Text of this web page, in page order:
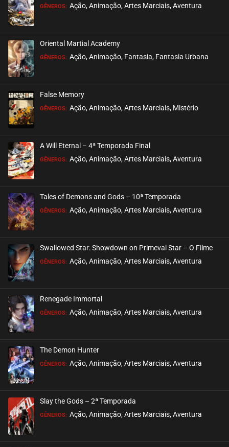
GÊNEROS: Ação, Animação, Artes Marciais, Aventura
Oriental Martial Academy
GÊNEROS: Ação, Animação, Fantasia, Fantasia Urbana
False Memory
GÊNEROS: Ação, Animação, Artes Marciais, Mistério
A Will Eternal – 4ª Temporada Final
GÊNEROS: Ação, Animação, Artes Marciais, Aventura
Tales of Demons and Gods – 10ª Temporada
GÊNEROS: Ação, Animação, Artes Marciais, Aventura
Swallowed Star: Showdown on Primeval Star – O Filme
GÊNEROS: Ação, Animação, Artes Marciais, Aventura
Renegade Immortal
GÊNEROS: Ação, Animação, Artes Marciais, Aventura
The Demon Hunter
GÊNEROS: Ação, Animação, Artes Marciais, Aventura
Slay the Gods – 2ª Temporada
GÊNEROS: Ação, Animação, Artes Marciais, Aventura